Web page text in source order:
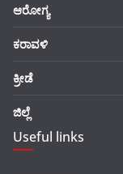
ಆರೋಗ್ಯ
ಕರಾವಳಿ
ಕ್ರೀಡೆ
ಜಿಲ್ಲೆ
Useful links